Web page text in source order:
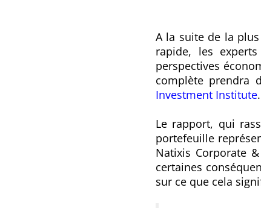
A la suite de la
rapide, les
perspectives
complète prendra
Investment Institute.
Le rapport, qui
portefeuille
Natixis Corporate
certaines
sur ce que cela